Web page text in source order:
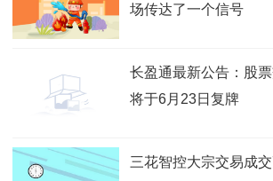
场传达了一个信号
长盈通最新公告：股
将于6月23日复牌
三花智控大宗交易成